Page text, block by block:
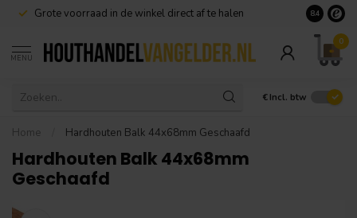
Grote voorraad in de winkel direct af te halen 8.4
MENU
0
€ Incl. btw
Home Hardhouten Balk 44x68mm Geschaafd
Hardhouten Balk 44x68mm
Geschaafd